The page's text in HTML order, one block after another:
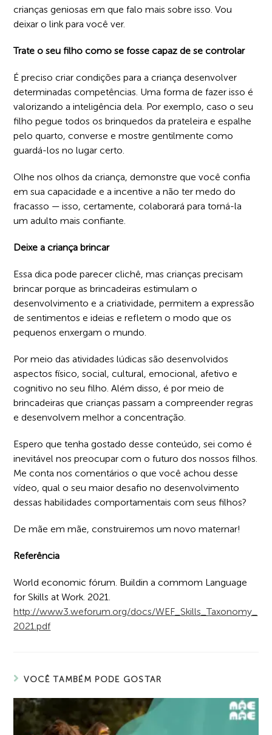
crianças geniosas em que falo mais sobre isso. Vou
deixar o link para você ver.
Trate o seu filho como se fosse capaz de se controlar
É preciso criar condições para a criança desenvolver
determinadas competências. Uma forma de fazer isso é
valorizando a inteligência dela. Por exemplo, caso o seu
filho pegue todos os brinquedos da prateleira e espalhe
pelo quarto, converse e mostre gentilmente como
guardá-los no lugar certo.
Olhe nos olhos da criança, demonstre que você confia
em sua capacidade e a incentive a não ter medo do
fracasso — isso, certamente, colaborará para torná-la
um adulto mais confiante.
Deixe a criança brincar
Essa dica pode parecer clichê, mas crianças precisam
brincar porque as brincadeiras estimulam o
desenvolvimento e a criatividade, permitem a expressão
de sentimentos e ideias e refletem o modo que os
pequenos enxergam o mundo.
Por meio das atividades lúdicas são desenvolvidos
aspectos físico, social, cultural, emocional, afetivo e
cognitivo no seu filho. Além disso, é por meio de
brincadeiras que crianças passam a compreender regras
e desenvolvem melhor a concentração.
Espero que tenha gostado desse conteúdo, sei como é
inevitável nos preocupar com o futuro dos nossos filhos.
Me conta nos comentários o que você achou desse
vídeo, qual o seu maior desafio no desenvolvimento
dessas habilidades comportamentais com seus filhos?
De mãe em mãe, construiremos um novo maternar!
Referência
World economic fórum. Buildin a commom Language
for Skills at Work. 2021.
http://www3.weforum.org/docs/WEF_Skills_Taxonomy_
2021.pdf
VOCÊ TAMBÉM PODE GOSTAR